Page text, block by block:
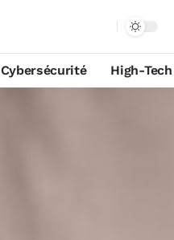
Cybersécurité High-Tech